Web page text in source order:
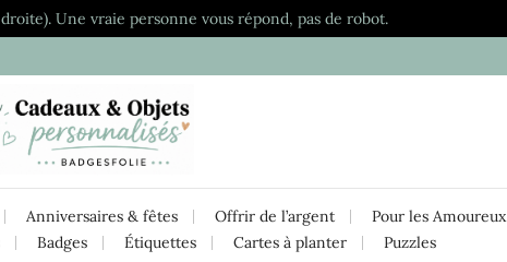
Une vraie personne vous répond, pas de robot.
Anniversaires & fêtes Offrir de l’argent Pour les Amoureux
Badges Étiquettes Cartes à planter Puzzles